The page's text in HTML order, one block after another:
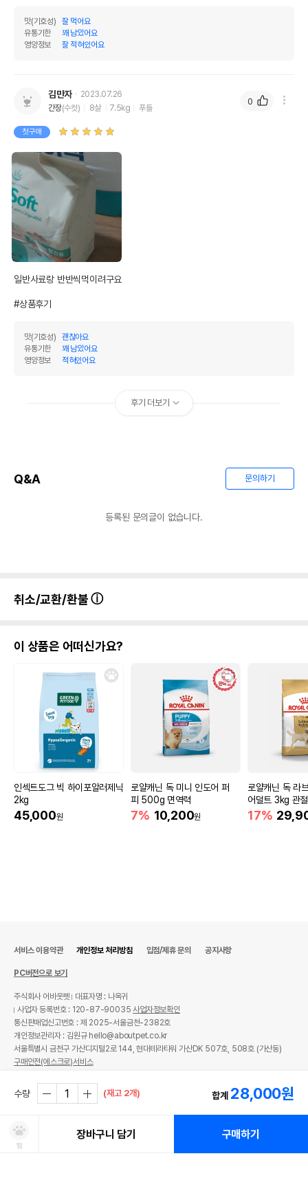
맛(기호성)
잘 먹어요
유통기한
꽤 남았어요
영양정보
잘 적혀있어요
김만자
2023.07.26
간장(수컷) 8살 7.5kg 푸들
첫구매
일반사료랑 반반씩먹이려구요
#상품후기
맛(기호성)
괜찮아요
유통기한
꽤 남았어요
영양정보
적혀있어요
0
후기 더보기
Q&A 문의하기
등록된 문의글이 없습니다.
취소/교환/환불
이 상품은 어떠신가요?
인섹트도그 빅 하이포알러제닉
2kg
45,000원
로얄캐닌 독 미니 인도어 퍼
피 500g 면역력
7% 10,200원
로얄캐닌 독 라
어덜트 3kg 관
17%
수량 (재고 2개) 합계 28,000원
찜
장바구니 담기 구매하기
서비스 이용약관 개인정보 처리방침 입점/제휴 문의 공지사항
PC버전으로 보기
주식회사 어바웃펫
대표자명 : 나옥귀
사업자 등록번호 : 120-87-90035사업자정보확인
통신판매업신고번호 : 제 2025-서울금천-2382호
개인정보관리자 : 김원규 hello@aboutpet.co.kr
서울특별시 금천구 가산디지털2로 144, 현대테라타워 가산DK 507호, 508호 (가산동)
구매안전(에스크로)서비스